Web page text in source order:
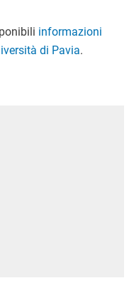
informazioni
di Pavia.